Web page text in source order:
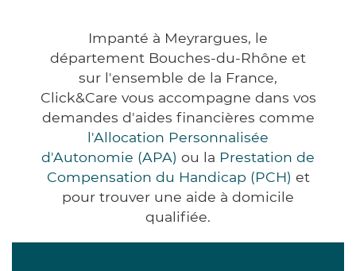
Impanté à Meyrargues, le
département Bouches-du-Rhône et
sur l'ensemble de la France,
Click&Care vous accompagne dans vos
demandes d'aides financières comme
l'Allocation Personnalisée
d'Autonomie (APA) ou la Prestation de
Compensation du Handicap (PCH) et
pour trouver une aide à domicile
qualifiée.